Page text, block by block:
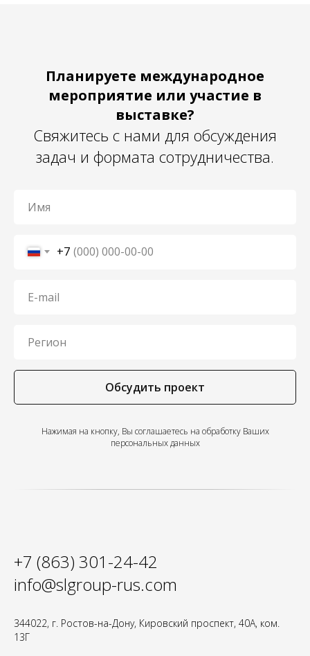
Планируете международное
мероприятие или участие в
выставке?
Свяжитесь с нами для обсуждения
задач и формата сотрудничества.
+7
Обсудить проект
Нажимая на кнопку, Вы соглашаетесь на обработку Ваших
персональных данных
+7 (863) 301-24-42
info@slgroup-rus.com
344022, г. Ростов-на-Дону, Кировский проспект, 40А, ком.
13Г